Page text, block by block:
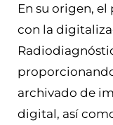
En su origen, el
con la
archivado de
digital, así